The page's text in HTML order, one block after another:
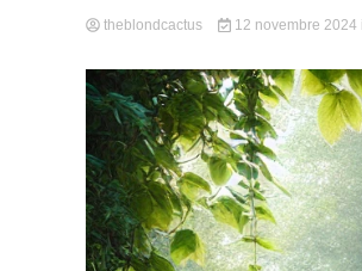
theblondcactus 12 novembre 2024